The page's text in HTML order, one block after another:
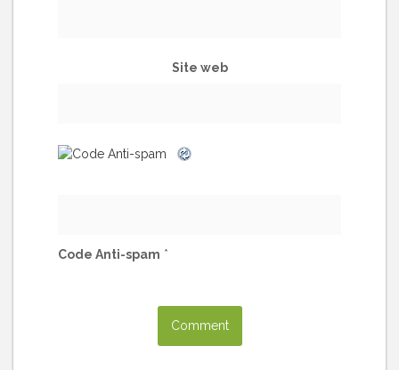
Site web
Code Anti-spam *